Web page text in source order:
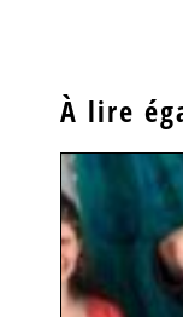
À lire